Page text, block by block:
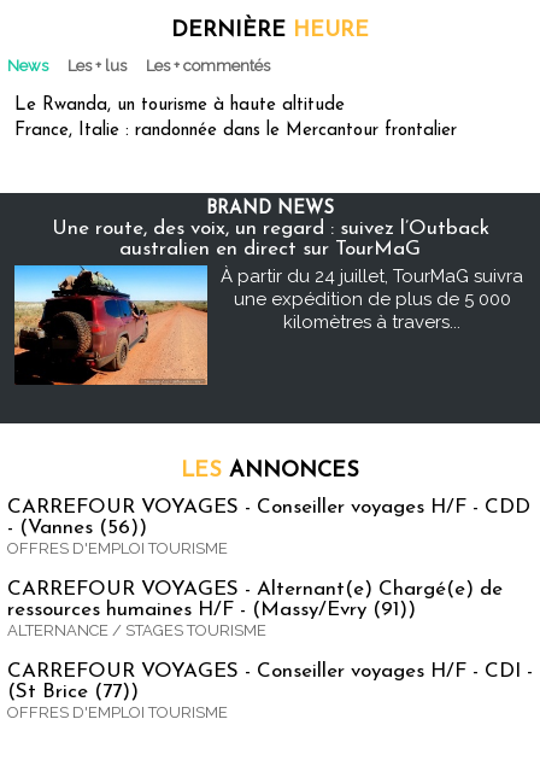
DERNIÈRE HEURE
News Les + lus Les + commentés
Le Rwanda, un tourisme à haute altitude
France, Italie : randonnée dans le Mercantour frontalier
BRAND NEWS
Une route, des voix, un regard : suivez l’Outback
australien en direct sur TourMaG
À partir du 24 juillet, TourMaG suivra
une expédition de plus de 5 000
kilomètres à travers...
LES ANNONCES
CARREFOUR VOYAGES - Conseiller voyages H/F - CDD
- (Vannes (56))
OFFRES D'EMPLOI TOURISME
CARREFOUR VOYAGES - Alternant(e) Chargé(e) de
ressources humaines H/F - (Massy/Evry (91))
ALTERNANCE / STAGES TOURISME
CARREFOUR VOYAGES - Conseiller voyages H/F - CDI -
(St Brice (77))
OFFRES D'EMPLOI TOURISME